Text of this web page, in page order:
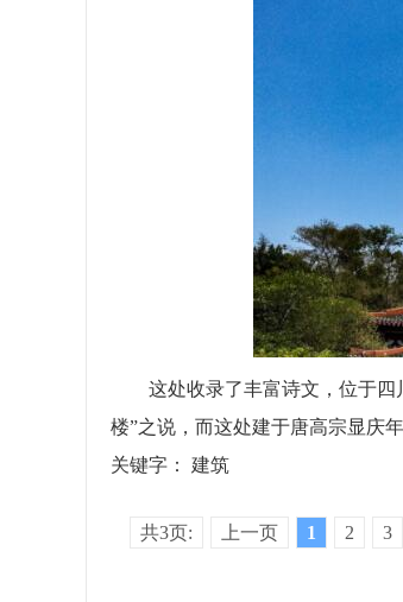
这处收录了丰富诗文，位于四川
楼”之说，而这处建于唐高宗显庆
关键字： 建筑
共3页: 上一页 1 2 3